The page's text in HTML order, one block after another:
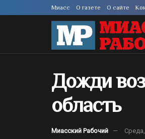
Миасс О газете О сайте
Дожди
область
Миасский Рабочий